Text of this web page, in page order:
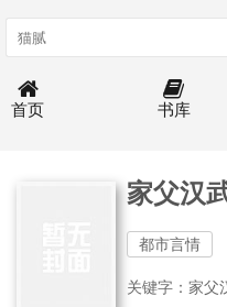
首页 书库
家父汉
都市言情
关键字：家父